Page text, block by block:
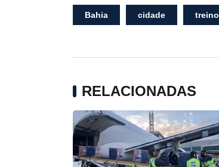
Bahia cidade treino
RELACIONADAS